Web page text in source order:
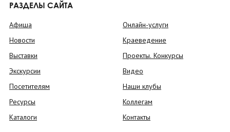
РАЗДЕЛЫ САЙТА
Афиша
Новости
Выставки
Экскурсии
Посетителям
Ресурсы
Каталоги
Онлайн-услуги
Краеведение
Проекты. Конкурсы
Видео
Наши клубы
Коллегам
Контакты